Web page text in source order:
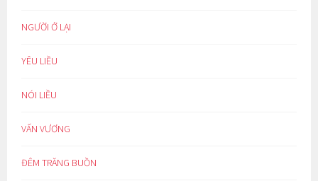
NGƯỜI Ở LẠI
YÊU LIỀU
NÓI LIỀU
VẤN VƯƠNG
ĐÊM TRĂNG BUỒN